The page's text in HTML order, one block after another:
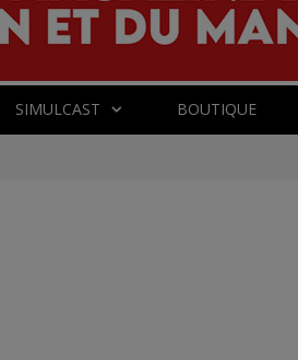
SIMULCAST BOUTIQUE